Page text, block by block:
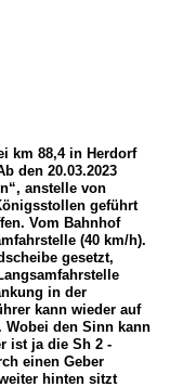
km 88,4 in Herdorf
den 20.03.2023
anstelle von
geführt
Vom Bahnhof
(40 km/h).
gesetzt,
in der
kann wieder auf
den Sinn kann
ist ja die Sh 2 -
einen Geber
hinten sitzt